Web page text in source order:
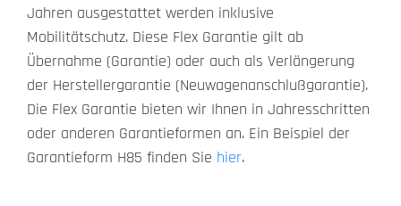
Jahren ausgestattet werden inklusive
Mobilitätschutz. Diese Flex Garantie gilt ab
Übernahme (Garantie) oder auch als Verlängerung
der Herstellergarantie (Neuwagenanschlußgarantie).
Die Flex Garantie bieten wir Ihnen in Jahresschritten
oder anderen Garantieformen an. Ein Beispiel der
Garantieform H85 finden Sie hier.